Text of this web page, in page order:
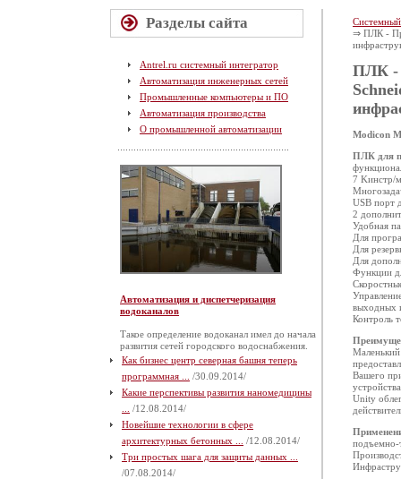
Разделы сайта
Antrel.ru системный интегратор
Автоматизация инженерных сетей
Промышленные компьютеры и ПО
Автоматизация производства
О промышленной автоматизации
Автоматизация и диспетчеризация
водоканалов
Такое определение водоканал имел до начала
развития сетей городского водоснабжения.
Как бизнес центр северная башня теперь
программная ...
/30.09.2014/
Какие перспективы развития наномедицины
/12.08.2014/
Новейшие технологии в сфере
архитектурных бетонных ...
/12.08.2014/
Три простых шага для защиты данных ...
/07.08.2014/
⇒ ПЛК -
ПЛК -
Modicon
ПЛК для
7 Kинстр/
USB порт
2
Удобная
Для
Для
Для
Функции
выходных
Контроль
Вашего
Unity
подъемно-